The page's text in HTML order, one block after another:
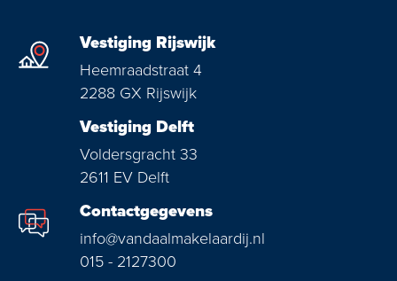
Vestiging Rijswijk
Heemraadstraat 4
2288 GX Rijswijk
Vestiging Delft
Voldersgracht 33
2611 EV Delft
Contactgegevens
info@vandaalmakelaardij.nl
015 - 2127300